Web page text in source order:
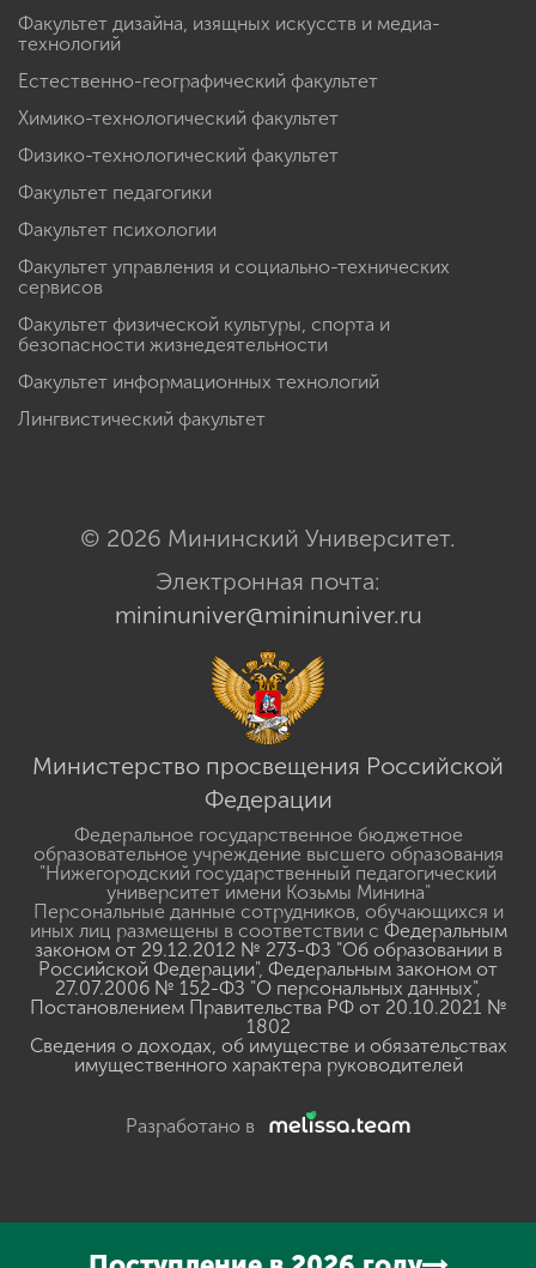
Факультет дизайна, изящных искусств и медиа-
технологий
Естественно-географический факультет
Химико-технологический факультет
Физико-технологический факультет
Факультет педагогики
Факультет психологии
Факультет управления и социально-технических
сервисов
Факультет физической культуры, спорта и
безопасности жизнедеятельности
Факультет информационных технологий
Лингвистический факультет
© 2026 Мининский Университет.
Электронная почта:
mininuniver@mininuniver.ru
Министерство просвещения Российской
Федерации
Федеральное государственное бюджетное
образовательное учреждение высшего образования
"Нижегородский государственный педагогический
университет имени Козьмы Минина"
Персональные данные сотрудников, обучающихся и
иных лиц размещены в соответствии с Федеральным
законом от 29.12.2012 № 273-ФЗ "Об образовании в
Российской Федерации", Федеральным законом от
27.07.2006 № 152-ФЗ "О персональных данных",
Постановлением Правительства РФ от 20.10.2021 №
1802
Сведения о доходах, об имуществе и обязательствах
имущественного характера руководителей
Разработано в